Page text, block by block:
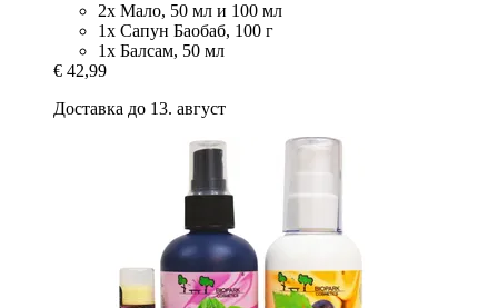
2x Мало, 50 мл и 100 мл
1х Сапун Баобаб, 100 г
1х Балсам, 50 мл
€ 42,99
Доставка до 13. август